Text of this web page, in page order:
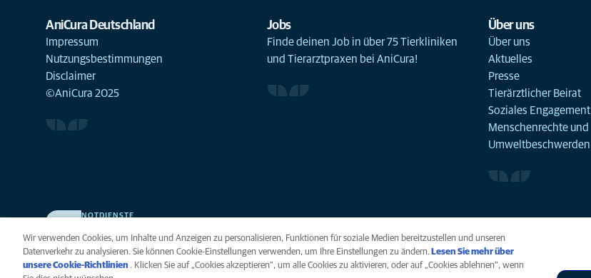
AniCura Deutschland
Impressum
Nutzungsbestimmungen
Disclaimer
©AniCura 2025
Jobs
Finde deinen Job in über 75 Tierkliniken
und Tierarztpraxen bei AniCura!
Über uns
Über uns
Aktuelles
Presse
Tierärztlicher Beirat
Soziales Engagement
Menschenrechte und
Umweltbeschwerden
NOTDIENSTE
Weil Ihr Tier die beste Versorgung verdient.
Wir verwenden Cookies, um Inhalte und Anzeigen zu personalisieren, Funktionen für soziale Medien bereitzustellen und unseren
Datenverkehr zu analysieren. Sie können Cookie-Einstellungen verwenden, um Ihre Einstellungen zu ändern. Lesen Sie mehr über
unsere Cookie-Richtlinien (opens in a new tab)
. Klicken Sie auf „Cookies akzeptieren“, um alle Cookies zu aktivieren, oder auf „Cookies ablehnen“, wenn